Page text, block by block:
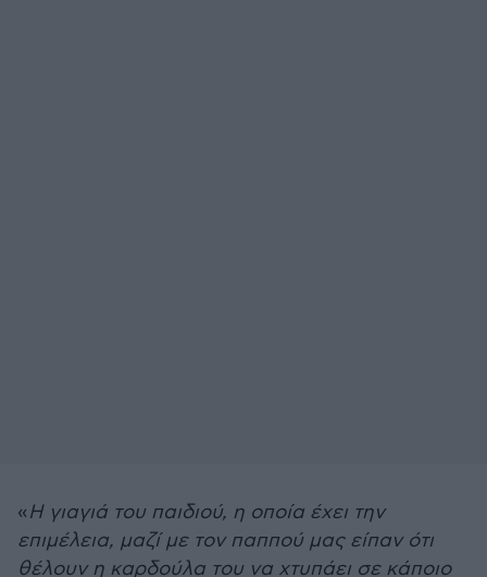
«Η γιαγιά του παιδιού, η οποία έχει την
επιμέλεια, μαζί με τον παππού μας είπαν ότι
θέλουν η καρδούλα του να χτυπάει σε κάποιο